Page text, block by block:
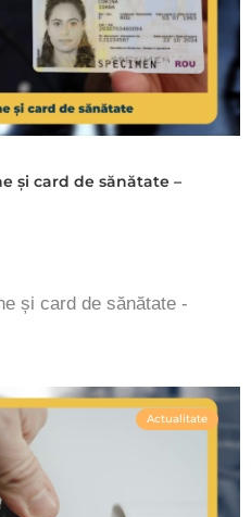
și card de sănătate –
și card de sănătate -
Actualitate